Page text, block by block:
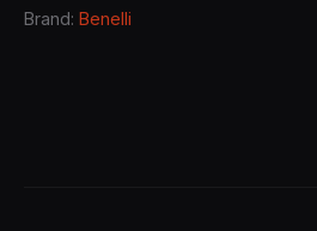
Brand: Benelli